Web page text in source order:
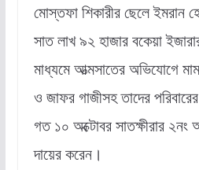
মোস্তফা শিকারীর ছেলে ইমরান
সাত লাখ ৯২ হাজার বকেয়া
মাধ্যমে আত্মসাতের অভিযোগে
ও জাফর গাজীসহ তাদের
গত ১০ অক্টোবর সাতক্ষীরার
দায়ের করেন।